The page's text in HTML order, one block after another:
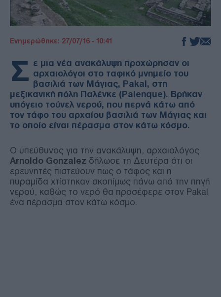
Ενημερώθηκε: 27/07/16 - 10:41
Σ ε μια νέα ανακάλυψη προχώρησαν οι
αρχαιολόγοι στο ταφικό μνημείο του
βασιλιά των Μάγιας, Pakal, στη
μεξικανική πόλη Παλένκε (Palenque). Βρήκαν
υπόγειο τούνελ νερού, που περνά κάτω από
τον τάφο του αρχαίου βασιλιά των Μάγιας και
το οποίο είναι πέρασμα στον κάτω κόσμο.
Ο υπεύθυνος για την ανακάλυψη, αρχαιολόγος
Arnoldo Gonzalez δήλωσε τη Δευτέρα ότι οι
ερευνητές πιστεύουν πως ο τάφος και η
πυραμίδα χτίστηκαν σκοπίμως πάνω από την πηγή
νερού, καθώς το νερό θα προσέφερε στον Pakal
ένα πέρασμα στον κάτω κόσμο.